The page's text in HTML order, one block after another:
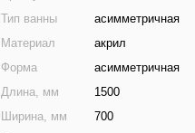
Тип ванны
асимметричная
Материал
акрил
Форма
асимметричная
Длина, мм
1500
Ширина, мм
700